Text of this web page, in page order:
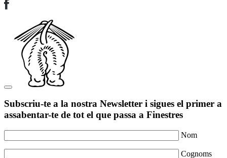
Subscriu-te a la nostra Newsletter i sigues el primer a
assabentar-te de tot el que passa a Finestres
Nom
Cognoms